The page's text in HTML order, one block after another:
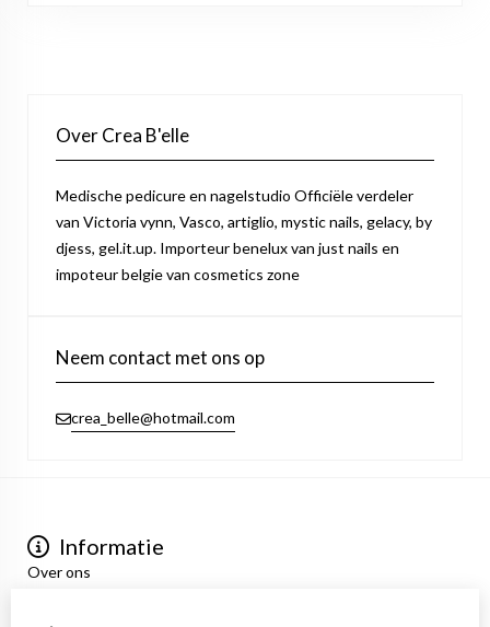
Over Crea B'elle
Medische pedicure en nagelstudio Officiële verdeler
van Victoria vynn, Vasco, artiglio, mystic nails, gelacy, by
djess, gel.it.up. Importeur benelux van just nails en
impoteur belgie van cosmetics zone
Neem contact met ons op
crea_belle@hotmail.com
Informatie
Over ons